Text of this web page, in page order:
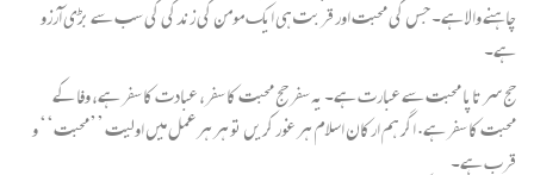
چاہنے والا ہے۔ جس کی محبت اور قربت ہی ایک مومن کی زندگی کی سب سے بڑی آرزو
ہے۔
حج سر تاپا محبت سے عبارت ہے۔ یہ سفر حج محبت کا سفر، عبادت کا سفر ہے، وفا کے
محبت کا سفر ہے. اگر ہم ارکان اسلام ہر غور کریں تو ہر ہر عمل میں اولیت ’’محبت‘‘ و
قرب ہے۔